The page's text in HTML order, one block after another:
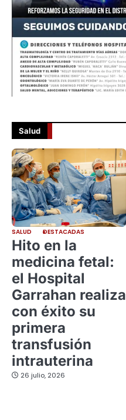
Salud
SALUD DESTACADAS
Hito en la
medicina fetal:
el Hospital
Garrahan realiza
con éxito su
primera
transfusión
intrauterina
26 julio, 2026